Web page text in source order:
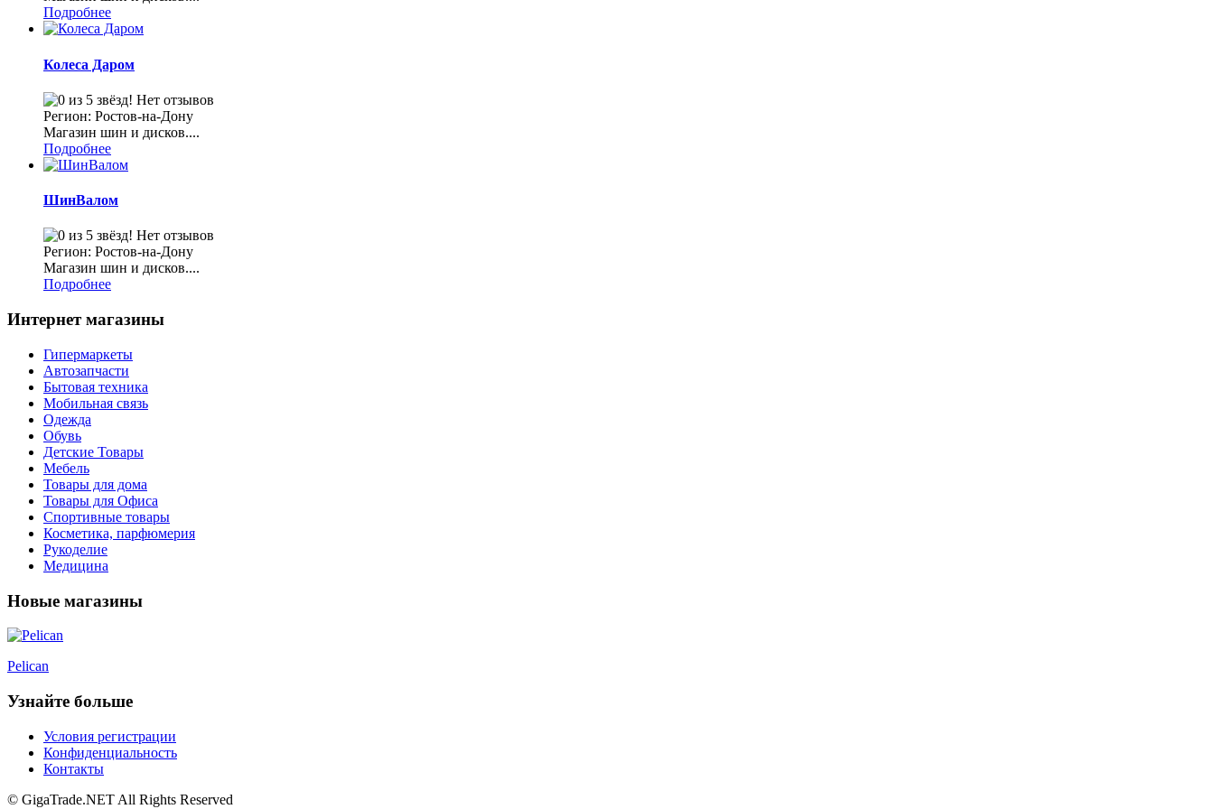
Подробнее
Колеса Даром
Нет отзывов
Регион: Ростов-на-Дону
Магазин шин и дисков....
Подробнее
ШинВалом
Нет отзывов
Регион: Ростов-на-Дону
Магазин шин и дисков....
Подробнее
Интернет магазины
Гипермаркеты
Автозапчасти
Бытовая техника
Мобильная связь
Одежда
Обувь
Детские Товары
Мебель
Товары для дома
Товары для Офиса
Спортивные товары
Косметика, парфюмерия
Рукоделие
Медицина
Новые магазины
Рelican
Узнайте больше
Условия регистрации
Конфиденциальность
Контакты
© GigaTrade.NET All Rights Reserved